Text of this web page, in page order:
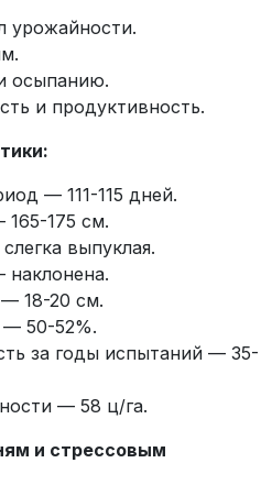
урожайности.
осыпанию.
и продуктивность.
— 111-115 дней.
175 см.
выпуклая.
18-20 см.
50-52%.
за годы испытаний — 35-
— 58 ц/га.
и стрессовым